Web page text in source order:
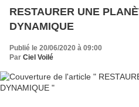
RESTAURER UNE
DYNAMIQUE
Publié le 20/06/2020 à 09:00
Par Ciel Voilé